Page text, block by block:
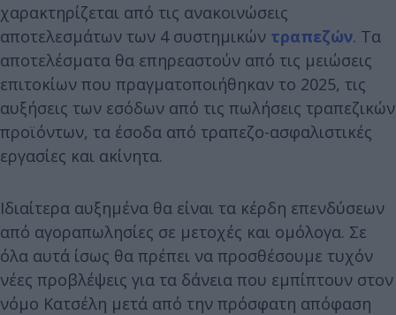
χαρακτηρίζεται από τις ανακοινώσεις
αποτελεσμάτων των 4 συστημικών τραπεζών. Τα
αποτελέσματα θα επηρεαστούν από τις μειώσεις
επιτοκίων που πραγματοποιήθηκαν το 2025, τις
αυξήσεις των εσόδων από τις πωλήσεις τραπεζικών
προϊόντων, τα έσοδα από τραπεζο-ασφαλιστικές
εργασίες και ακίνητα.
Ιδιαίτερα αυξημένα θα είναι τα κέρδη επενδύσεων
από αγοραπωλησίες σε μετοχές και ομόλογα. Σε
όλα αυτά ίσως θα πρέπει να προσθέσουμε τυχόν
νέες προβλέψεις για τα δάνεια που εμπίπτουν στον
νόμο Κατσέλη μετά από την πρόσφατη απόφαση